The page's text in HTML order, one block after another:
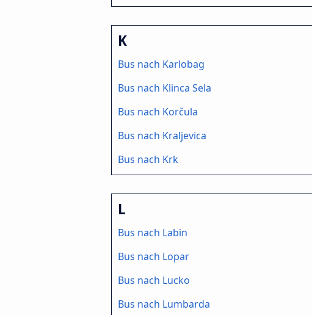
K
Bus nach Karlobag
Bus nach Klinca Sela
Bus nach Korčula
Bus nach Kraljevica
Bus nach Krk
L
Bus nach Labin
Bus nach Lopar
Bus nach Lucko
Bus nach Lumbarda